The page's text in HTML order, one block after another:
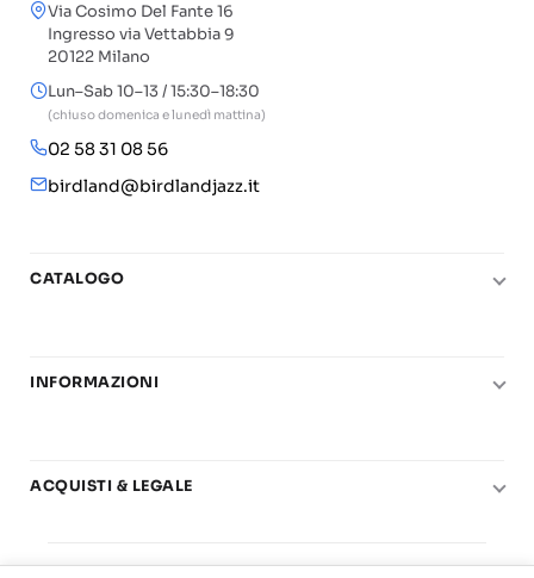
Via Cosimo Del Fante 16
Ingresso via Vettabbia 9
20122 Milano
Lun–Sab 10–13 / 15:30–18:30
(chiuso domenica e lunedì mattina)
02 58 31 08 56
birdland@birdlandjazz.it
CATALOGO
Chitarra
Basi play-along
INFORMAZIONI
Carta del Docente
ACQUISTI & LEGALE